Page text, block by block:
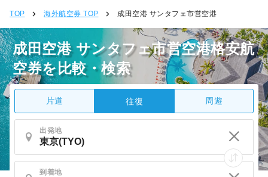
TOP 海外航空券 TOP 成田空港 サンタフェ市営空港
成田空港 サンタフェ市営空港格安航
空券を比較・検索
片道 往復 周遊
出発地
到着地